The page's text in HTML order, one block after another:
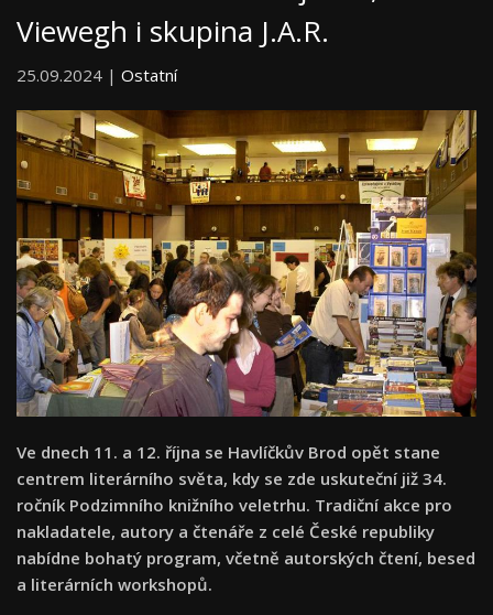
Viewegh i skupina J.A.R.
25.09.2024 | Ostatní
Ve dnech 11. a 12. října se Havlíčkův Brod opět stane
centrem literárního světa, kdy se zde uskuteční již 34.
ročník Podzimního knižního veletrhu. Tradiční akce pro
nakladatele, autory a čtenáře z celé České republiky
nabídne bohatý program, včetně autorských čtení, besed
a literárních workshopů.